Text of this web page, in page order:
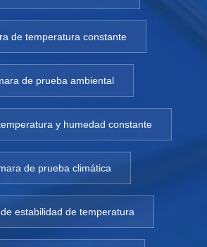
de temperatura constante
de prueba ambiental
y humedad constante
de prueba climática
estabilidad de temperatura